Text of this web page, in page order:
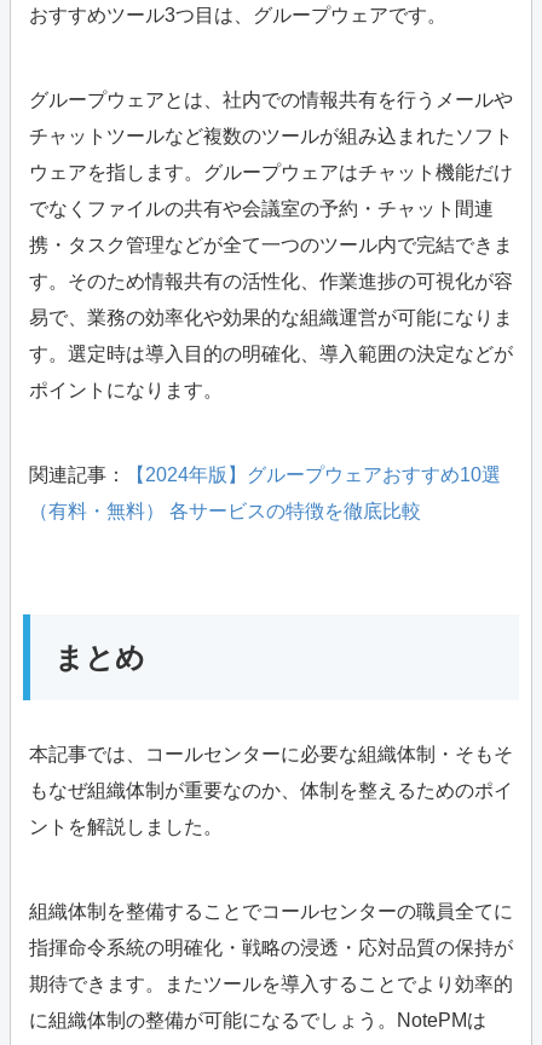
おすすめツール3つ目は、グループウェアです。
グループウェアとは、社内での情報共有を行うメールや
チャットツールなど複数のツールが組み込まれたソフト
ウェアを指します。グループウェアはチャット機能だけ
でなくファイルの共有や会議室の予約・チャット間連
携・タスク管理などが全て一つのツール内で完結できま
す。そのため情報共有の活性化、作業進捗の可視化が容
易で、業務の効率化や効果的な組織運営が可能になりま
す。選定時は導入目的の明確化、導入範囲の決定などが
ポイントになります。
関連記事：
【2024年版】グループウェアおすすめ10選
（有料・無料） 各サービスの特徴を徹底比較
まとめ
本記事では、コールセンターに必要な組織体制・そもそ
もなぜ組織体制が重要なのか、体制を整えるためのポイ
ントを解説しました。
組織体制を整備することでコールセンターの職員全てに
指揮命令系統の明確化・戦略の浸透・応対品質の保持が
期待できます。またツールを導入することでより効率的
に組織体制の整備が可能になるでしょう。NotePMは